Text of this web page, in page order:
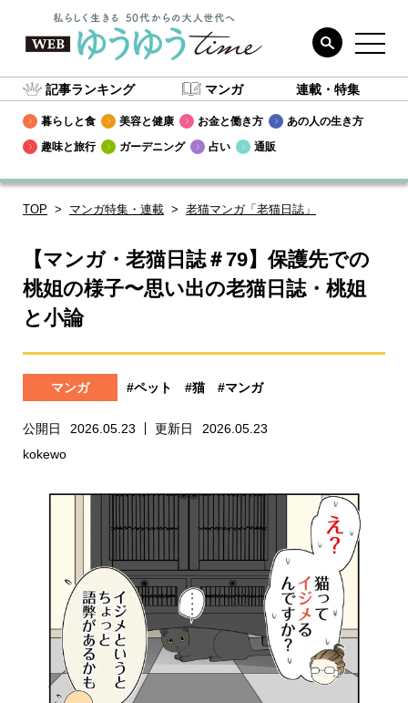
記事ランキング マンガ 連載・特集
暮らしと食 美容と健康 お金と働き方
あの人の生き方
趣味と旅行
ガーデニング 占い 通販
TOP マンガ特集・連載 老猫マンガ「老猫日誌」
【マンガ・老猫日誌＃79】保護先での
桃姐の様子〜思い出の老猫日誌・桃姐
と小論
マンガ #ペット #猫 #マンガ
公開日 2026.05.23 更新日
2026.05.23
kokewo